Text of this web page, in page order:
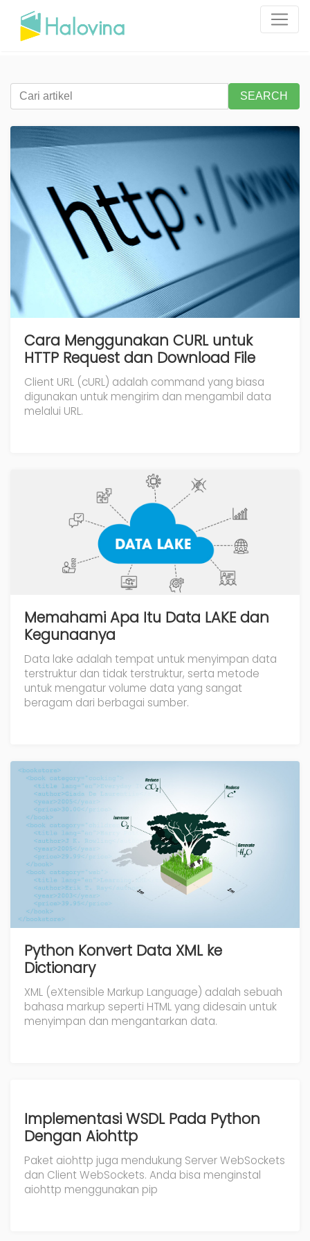
SEARCH
Cara Menggunakan CURL untuk
HTTP Request dan Download File
Client URL (cURL) adalah command yang biasa
digunakan untuk mengirim dan mengambil data
melalui URL.
Memahami Apa Itu Data LAKE dan
Kegunaanya
Data lake adalah tempat untuk menyimpan data
terstruktur dan tidak terstruktur, serta metode
untuk mengatur volume data yang sangat
beragam dari berbagai sumber.
Python Konvert Data XML ke
Dictionary
XML (eXtensible Markup Language) adalah sebuah
bahasa markup seperti HTML yang didesain untuk
menyimpan dan mengantarkan data.
Implementasi WSDL Pada Python
Dengan Aiohttp
Paket aiohttp juga mendukung Server WebSockets
dan Client WebSockets. Anda bisa menginstal
aiohttp menggunakan pip